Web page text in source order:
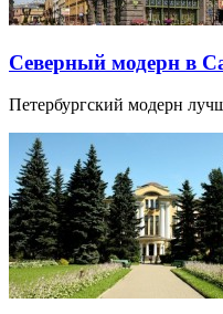
Северный модерн в
Петербургский модерн